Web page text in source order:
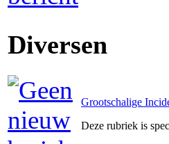
Diversen
Grootschalige
Deze rubriek is